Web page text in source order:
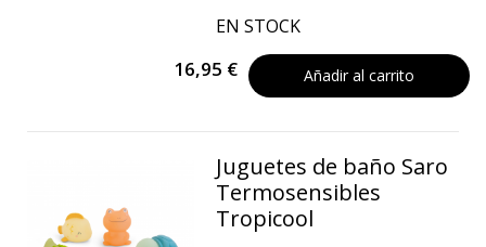
EN STOCK
16,95 € Añadir al carrito
Juguetes de baño Saro
Termosensibles
Tropicool